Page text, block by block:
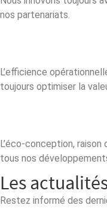
nos partenariats.
L’efficience
toujours optimiser la
L’éco-conception,
tous nos
Les
Restez informé des